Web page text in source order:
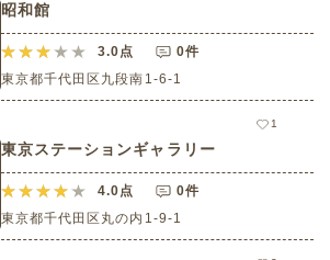
昭和館
3.0点
0件
東京都千代田区九段南1-6-1
1
東京ステーションギャラリー
4.0点
0件
東京都千代田区丸の内1-9-1